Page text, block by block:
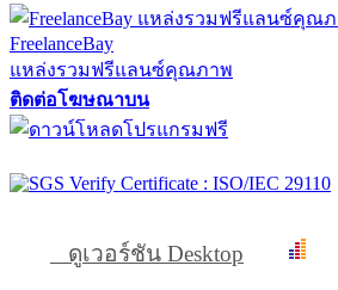
FreelanceBay
แหล่งรวมฟรีแลนซ์คุณภาพ
ติดต่อโฆษณาบน
ดูเวอร์ชัน Desktop